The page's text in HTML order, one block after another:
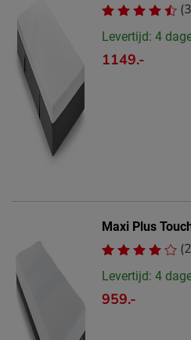
Levertijd: 4
1149.-
Maxi Plus
Levertijd: 4
959.-